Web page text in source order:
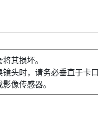
其损坏。
头时，请务必垂直于卡
像传感器。